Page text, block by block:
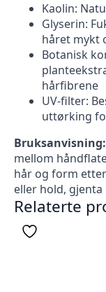
Kaolin:
Glyserin:
håret mykt
Botanisk
hårfibrene
UV-filter:
uttørking
Bruksanvisning:
mellom
hår og form
eller hold, gjenta
Relaterte